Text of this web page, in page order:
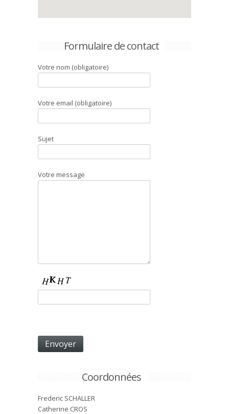
Formulaire de contact
Votre nom (obligatoire)
Votre email (obligatoire)
Sujet
Votre message
Coordonnées
Frederic SCHALLER
Catherine CROS